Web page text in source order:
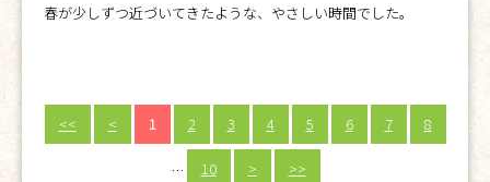
春が少しずつ近づいてきたような、やさしい時間でした。
<< < 1 2 3 4 5 6 7 8
… 10 > >>